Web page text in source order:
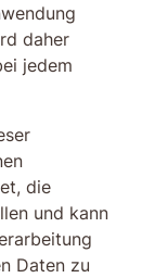
daher
jedem
die
und kann
Daten zu